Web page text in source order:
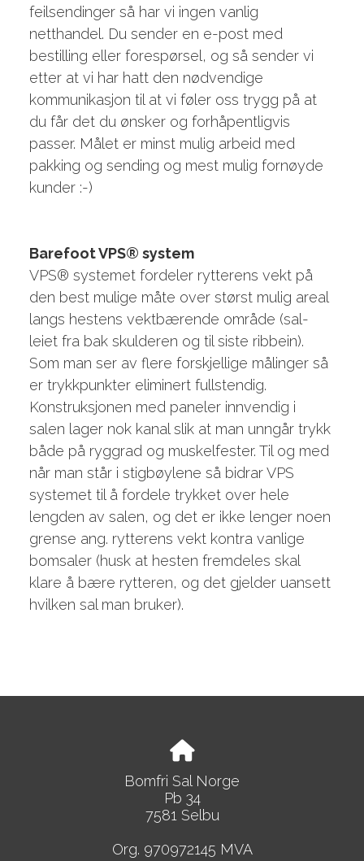
feilsendinger så har vi ingen vanlig
netthandel. Du sender en e-post med
bestilling eller forespørsel, og så sender vi
etter at vi har hatt den nødvendige
kommunikasjon til at vi føler oss trygg på at
du får det du ønsker og forhåpentligvis
passer. Målet er minst mulig arbeid med
pakking og sending og mest mulig fornøyde
kunder :-)
Barefoot VPS® system
VPS® systemet fordeler rytterens vekt på
den best mulige måte over størst mulig areal
langs hestens vektbærende område (sal-
leiet fra bak skulderen og til siste ribbein).
Som man ser av flere forskjellige målinger så
er trykkpunkter eliminert fullstendig.
Konstruksjonen med paneler innvendig i
salen lager nok kanal slik at man unngår trykk
både på ryggrad og muskelfester. Til og med
når man står i stigbøylene så bidrar VPS
systemet til å fordele trykket over hele
lengden av salen, og det er ikke lenger noen
grense ang. rytterens vekt kontra vanlige
bomsaler (husk at hesten fremdeles skal
klare å bære rytteren, og det gjelder uansett
hvilken sal man bruker).
Bomfri Sal Norge
Pb 34
7581 Selbu
Org. 970972145 MVA